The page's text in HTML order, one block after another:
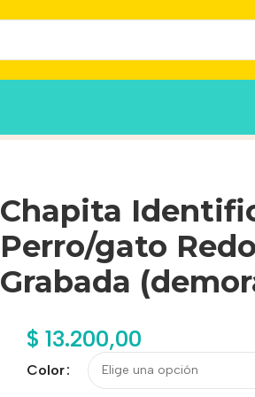
Chapita
Perro/gato
Grabada
$ 13.200,00
Color